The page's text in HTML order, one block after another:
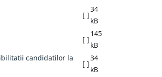
[ ]
34
kB
[ ]
145
kB
candidatilor la
[ ]
34
kB